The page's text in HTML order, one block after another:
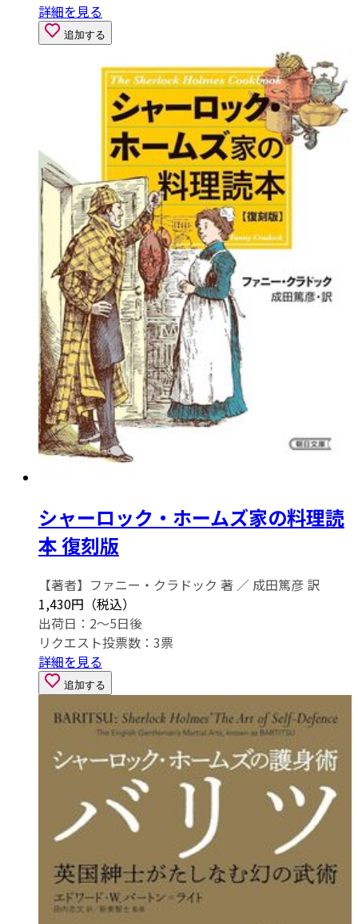
詳細を見る
追加する
シャーロック・ホームズ家の料理読
本 復刻版
【著者】ファニー・クラドック 著 ／ 成田篤彦 訳
1,430円（税込）
出荷日：2～5日後
リクエスト投票数： 3票
詳細を見る
追加する